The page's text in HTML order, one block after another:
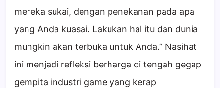
mereka sukai, dengan penekanan pada apa
yang Anda kuasai. Lakukan hal itu dan dunia
mungkin akan terbuka untuk Anda.” Nasihat
ini menjadi refleksi berharga di tengah gegap
gempita industri game yang kerap